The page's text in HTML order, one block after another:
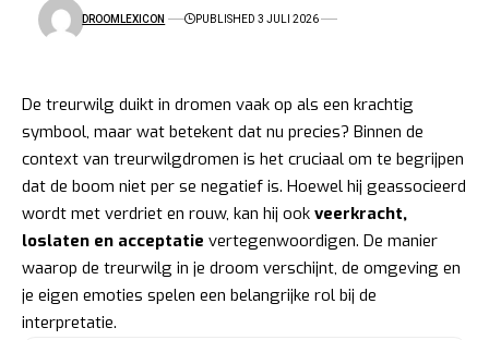
DROOMLEXICON PUBLISHED 3 JULI 2026
De treurwilg duikt in dromen vaak op als een krachtig
symbool, maar wat betekent dat nu precies? Binnen de
context van treurwilgdromen is het cruciaal om te begrijpen
dat de boom niet per se negatief is. Hoewel hij geassocieerd
wordt met verdriet en rouw, kan hij ook veerkracht,
loslaten en acceptatie vertegenwoordigen. De manier
waarop de treurwilg in je droom verschijnt, de omgeving en
je eigen emoties spelen een belangrijke rol bij de
interpretatie.